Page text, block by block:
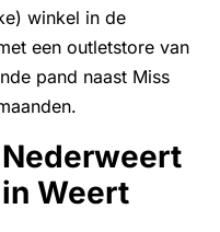
winkel in de
een outletstore van
pand naast Miss
Weert